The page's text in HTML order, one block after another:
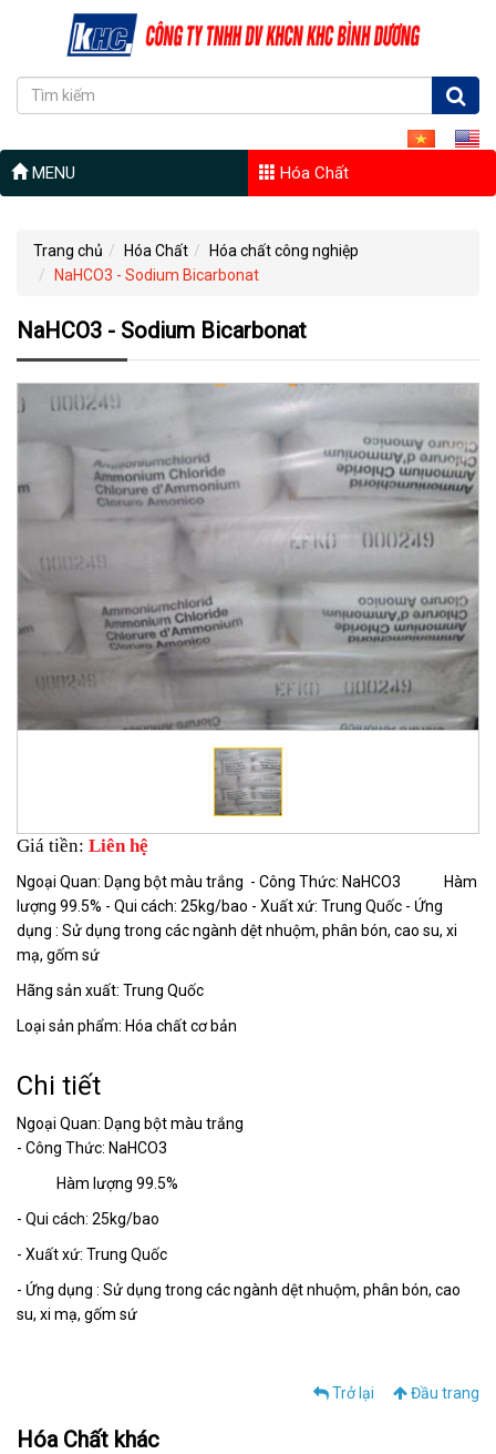
MENU Hóa Chất
Trang chủ Hóa Chất
Hóa chất công nghiệp
NaHCO3 - Sodium Bicarbonat
NaHCO3 - Sodium Bicarbonat
Giá tiền: Liên hệ
Ngoại Quan: Dạng bột màu trắng - Công Thức: NaHCO3 Hàm
lượng 99.5% - Qui cách: 25kg/bao - Xuất xứ: Trung Quốc - Ứng
dụng : Sử dụng trong các ngành dệt nhuộm, phân bón, cao su, xi
mạ, gốm sứ
Hãng sản xuất: Trung Quốc
Loại sản phẩm: Hóa chất cơ bản
Chi tiết
Ngoại Quan: Dạng bột màu trắng
- Công Thức: NaHCO3
Hàm lượng 99.5%
- Qui cách: 25kg/bao
- Xuất xứ: Trung Quốc
- Ứng dụng : Sử dụng trong các ngành dệt nhuộm, phân bón, cao
su, xi mạ, gốm sứ
Trở lại Đầu trang
Hóa Chất khác